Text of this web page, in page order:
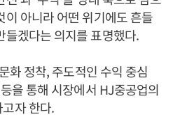
이 아니라 어떤 위기에도 흔들
들겠다는 의지를 표명했다.
화 정착, 주도적인 수익 중심
을 통해 시장에서 HJ중공업의
자 한다.